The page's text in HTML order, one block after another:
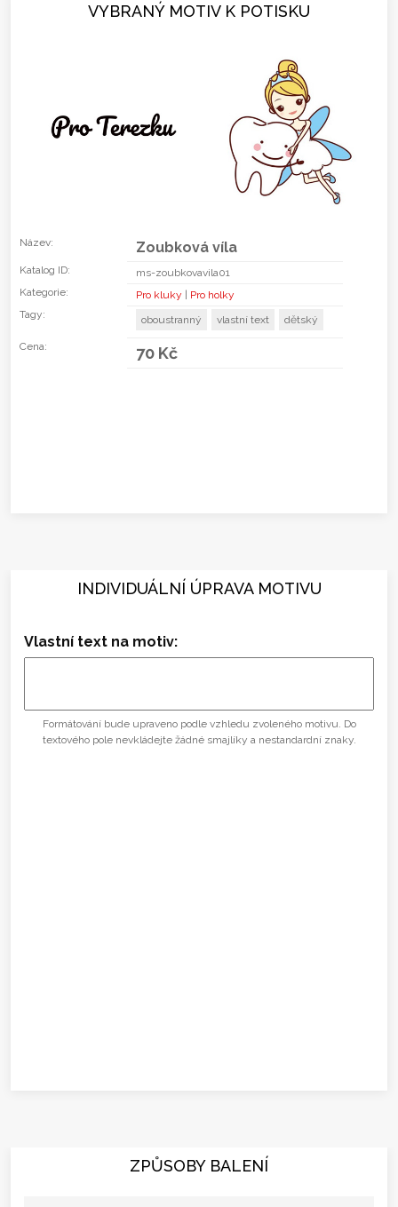
VYBRANÝ MOTIV K POTISKU
Název: Zoubková víla
Katalog ID:
ms-zoubkovavila01
Kategorie:
Pro kluky | Pro holky
Tagy:
oboustranný vlastní text dětský
Cena: 70 Kč
INDIVIDUÁLNÍ ÚPRAVA MOTIVU
Vlastní text na motiv:
Formátování bude upraveno podle vzhledu zvoleného motivu. Do
textového pole nevkládejte žádné smajlíky a nestandardní znaky.
ZPŮSOBY BALENÍ